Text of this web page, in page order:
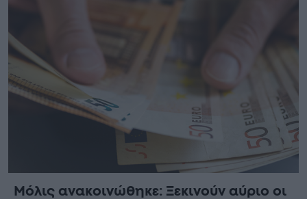
Μόλις ανακοινώθηκε: Ξεκινούν αύριο οι